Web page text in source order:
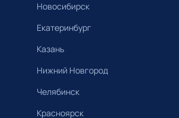
Новосибирск
Екатеринбург
Казань
Нижний Новгород
Челябинск
Красноярск